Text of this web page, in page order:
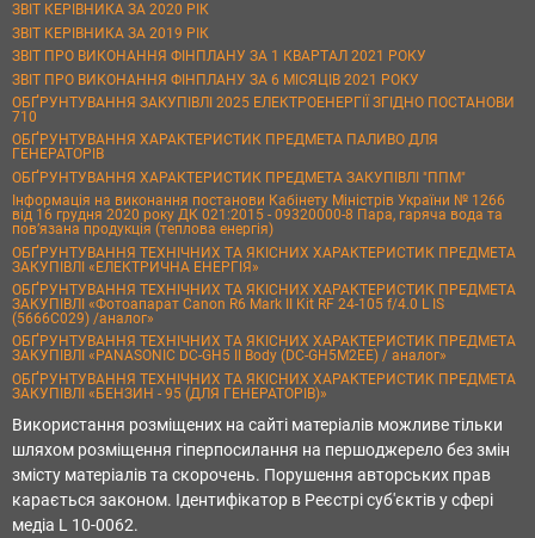
ЗВІТ КЕРІВНИКА ЗА 2020 РІК
ЗВІТ КЕРІВНИКА ЗА 2019 РІК
ЗВІТ ПРО ВИКОНАННЯ ФІНПЛАНУ ЗА 1 КВАРТАЛ 2021 РОКУ
ЗВІТ ПРО ВИКОНАННЯ ФІНПЛАНУ ЗА 6 МІСЯЦІВ 2021 РОКУ
ОБҐРУНТУВАННЯ ЗАКУПІВЛІ 2025 ЕЛЕКТРОЕНЕРГІЇ ЗГІДНО ПОСТАНОВИ
710
ОБҐРУНТУВАННЯ ХАРАКТЕРИСТИК ПРЕДМЕТА ПАЛИВО ДЛЯ
ГЕНЕРАТОРІВ
ОБҐРУНТУВАННЯ ХАРАКТЕРИСТИК ПРЕДМЕТА ЗАКУПІВЛІ "ППМ"
Інформація на виконання постанови Кабінету Міністрів України № 1266
від 16 грудня 2020 року ДК 021:2015 - 09320000-8 Пара, гаряча вода та
пов’язана продукція (теплова енергія)
ОБҐРУНТУВАННЯ ТЕХНІЧНИХ ТА ЯКІСНИХ ХАРАКТЕРИСТИК ПРЕДМЕТА
ЗАКУПІВЛІ «ЕЛЕКТРИЧНА ЕНЕРГІЯ»
ОБҐРУНТУВАННЯ ТЕХНІЧНИХ ТА ЯКІСНИХ ХАРАКТЕРИСТИК ПРЕДМЕТА
ЗАКУПІВЛІ «Фотоапарат Canon R6 Mark II Kit RF 24-105 f/4.0 L IS
(5666C029) /аналог»
ОБҐРУНТУВАННЯ ТЕХНІЧНИХ ТА ЯКІСНИХ ХАРАКТЕРИСТИК ПРЕДМЕТА
ЗАКУПІВЛІ «PANASONIC DC-GH5 II Body (DC-GH5M2EE) / аналог»
ОБҐРУНТУВАННЯ ТЕХНІЧНИХ ТА ЯКІСНИХ ХАРАКТЕРИСТИК ПРЕДМЕТА
ЗАКУПІВЛІ «БЕНЗИН - 95 (ДЛЯ ГЕНЕРАТОРІВ)»
Використання розміщених на сайті матеріалів можливе тільки
шляхом розміщення гіперпосилання на першоджерело без змін
змісту матеріалів та скорочень. Порушення авторських прав
карається законом. Ідентифікатор в Реєстрі суб'єктів у сфері
медіа L 10-0062.